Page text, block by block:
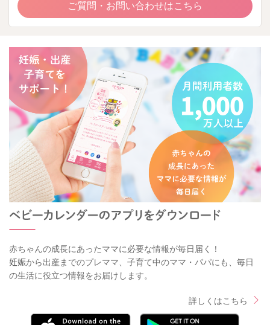
ご質問・お問い合わせはこちら
赤ちゃんの成長にあったママに必要な情報が毎日届く！
妊娠から出産までのプレママ、子育て中のママ・パパにも、毎日
の生活に役立つ情報をお届けします。
詳しくはこちら